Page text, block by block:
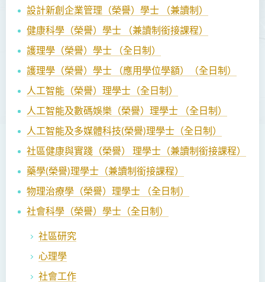
設計新創企業管理（榮譽）學士 （兼讀制）
健康科學（榮譽）學士 （兼讀制銜接課程）
護理學（榮譽）學士 （全日制）
護理學（榮譽）學士 （應用學位學額）（全日制）
人工智能（榮譽）理學士 （全日制）
人工智能及數碼娛樂（榮譽）理學士 （全日制）
人工智能及多媒體科技(榮譽)理學士（全日制）
社區健康與實踐（榮譽） 理學士（兼讀制銜接課程）
藥學(榮譽)理學士（兼讀制銜接課程）
物理治療學（榮譽）理學士 （全日制）
社會科學（榮譽）學士 （全日制）
社區研究
心理學
社會工作